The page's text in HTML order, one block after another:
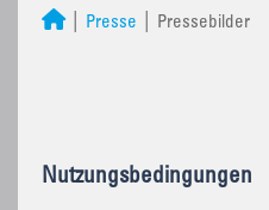
Presse Pressebilder
Nutzungsbedingungen